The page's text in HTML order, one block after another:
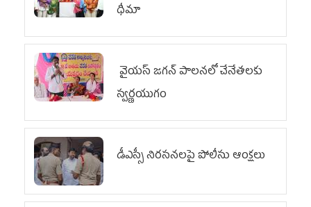
ధీమా
వైయ‌స్ జగన్ పాలనలో చేనేతలకు
స్వర్ణయుగం
డీఎస్సీ నిరసనలపై పోలీసు ఆంక్షలు